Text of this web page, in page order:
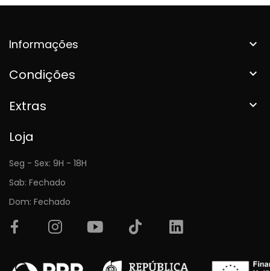
Informações 
Condições 
Extras 
Loja
Seg - Sex: 9H - 18H
Sab: Fechado
Dom: Fechado